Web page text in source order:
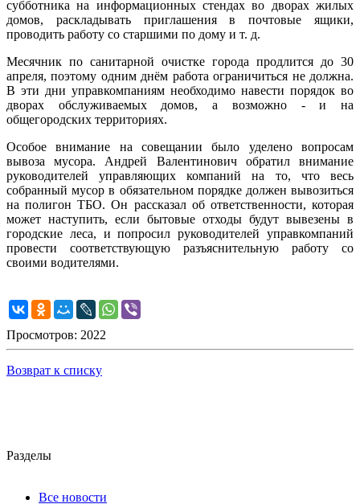
субботника на информационных стендах во дворах жилых
домов, раскладывать приглашения в почтовые ящики,
проводить работу со старшими по дому и т. д.
Месячник по санитарной очистке города продлится до 30
апреля, поэтому одним днём работа ограничиться не должна.
В эти дни управкомпаниям необходимо навести порядок во
дворах обслуживаемых домов, а возможно - и на
общегородских территориях.
Особое внимание на совещании было уделено вопросам
вывоза мусора. Андрей Валентинович обратил внимание
руководителей управляющих компаний на то, что весь
собранный мусор в обязательном порядке должен вывозиться
на полигон ТБО. Он рассказал об ответственности, которая
может наступить, если бытовые отходы будут вывезены в
городские леса, и попросил руководителей управкомпаний
провести соответствующую разъяснительную работу со
своими водителями.
Просмотров: 2022
Возврат к списку
Разделы
Все новости